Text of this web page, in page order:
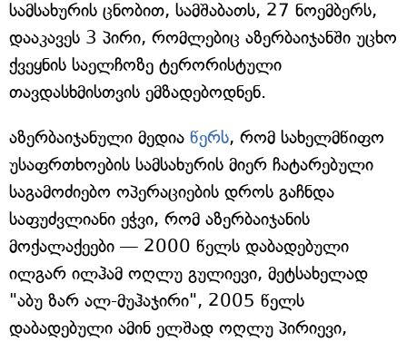
სამსახურის ცნობით, სამშაბათს, 27 ნოემბერს,
დააკავეს 3 პირი, რომლებიც აზერბაიჯანში უცხო
ქვეყნის საელჩოზე ტერორისტული
თავდასხმისთვის ემზადებოდნენ.
აზერბაიჯანული მედია წერს, რომ სახელმწიფო
უსაფრთხოების სამსახურის მიერ ჩატარებული
საგამოძიებო ოპერაციების დროს გაჩნდა
საფუძვლიანი ეჭვი, რომ აზერბაიჯანის
მოქალაქეები — 2000 წელს დაბადებული
ილგარ ილჰამ ოღლუ გულიევი, მეტსახელად
"აბუ ზარ ალ-მუჰაჯირი", 2005 წელს
დაბადებული ამინ ელშად ოღლუ პირიევი,